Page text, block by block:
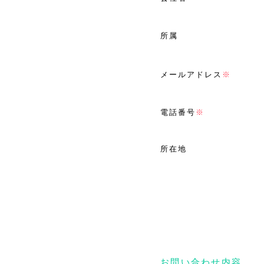
所属
メールアドレス ※
電話番号 ※
所在地